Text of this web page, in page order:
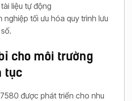
liệu tự động
nghiệp tối ưu hóa quy trình lưu
cho môi trường
tục
được phát triển cho nhu